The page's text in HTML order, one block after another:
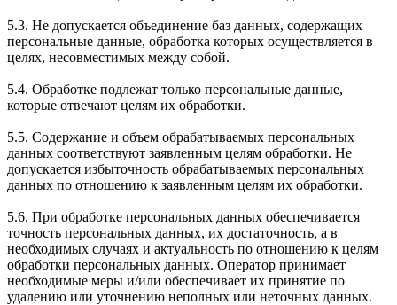
5.3. Не допускается объединение баз данных, содержащих
персональные данные, обработка которых осуществляется в
целях, несовместимых между собой.
5.4. Обработке подлежат только персональные данные,
которые отвечают целям их обработки.
5.5. Содержание и объем обрабатываемых персональных
данных соответствуют заявленным целям обработки. Не
допускается избыточность обрабатываемых персональных
данных по отношению к заявленным целям их обработки.
5.6. При обработке персональных данных обеспечивается
точность персональных данных, их достаточность, а в
необходимых случаях и актуальность по отношению к целям
обработки персональных данных. Оператор принимает
необходимые меры и/или обеспечивает их принятие по
удалению или уточнению неполных или неточных данных.